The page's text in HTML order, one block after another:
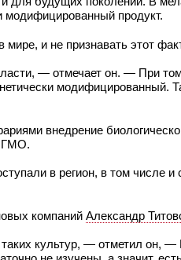
модифицированный продукт.
мире, и не признавать этот
— отмечает он. — При
модифицированный.
внедрение
ГМО.
в регион, в том числе
компаний Александр
культур, — отметил он, —